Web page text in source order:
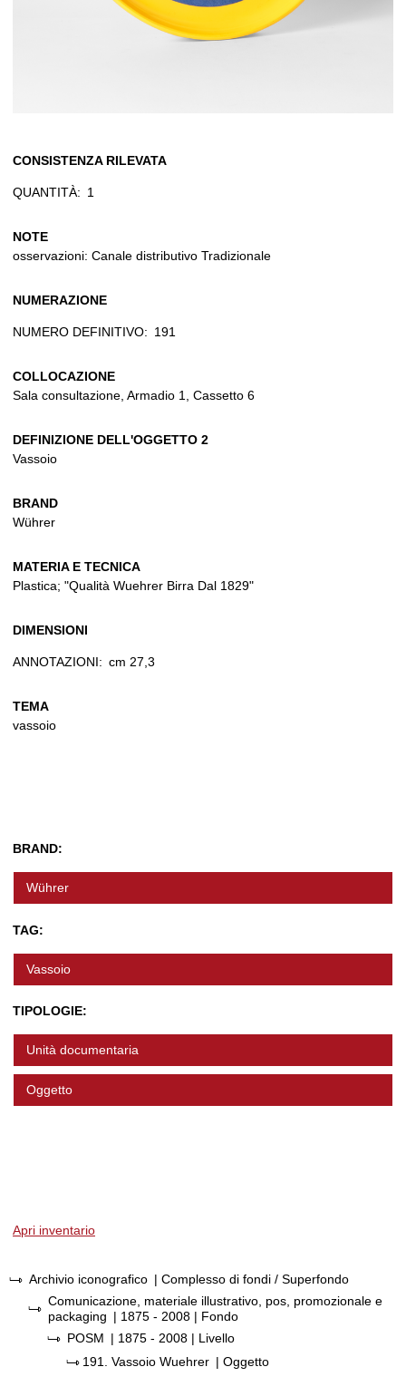
CONSISTENZA RILEVATA
QUANTITÀ: 1
NOTE
osservazioni: Canale distributivo Tradizionale
NUMERAZIONE
NUMERO DEFINITIVO: 191
COLLOCAZIONE
Sala consultazione, Armadio 1, Cassetto 6
DEFINIZIONE DELL'OGGETTO 2
Vassoio
BRAND
Wührer
MATERIA E TECNICA
Plastica; "Qualità Wuehrer Birra Dal 1829"
DIMENSIONI
ANNOTAZIONI: cm 27,3
TEMA
vassoio
BRAND:
Wührer
TAG:
Vassoio
TIPOLOGIE:
Unità documentaria
Oggetto
Apri inventario
Archivio iconografico | Complesso di fondi / Superfondo
Comunicazione, materiale illustrativo, pos, promozionale e
packaging | 1875 - 2008 | Fondo
POSM | 1875 - 2008 | Livello
191. Vassoio Wuehrer | Oggetto